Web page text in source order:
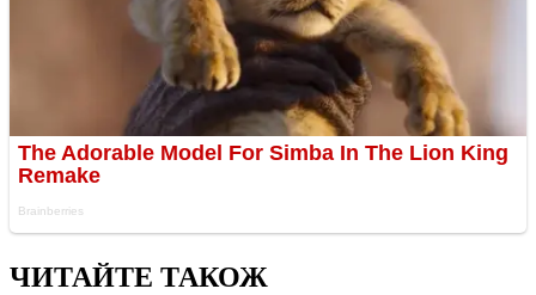
ЧИТАЙТЕ ТАКОЖ